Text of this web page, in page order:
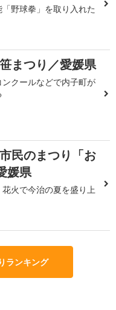
野球拳」を取り入れた
まつり／愛媛県
クールなどで内子町が
民のまつり「お
媛県
火で今治の夏を盛り上
ランキング